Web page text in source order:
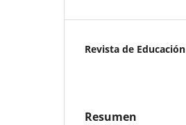
Revista de Educación
Resumen